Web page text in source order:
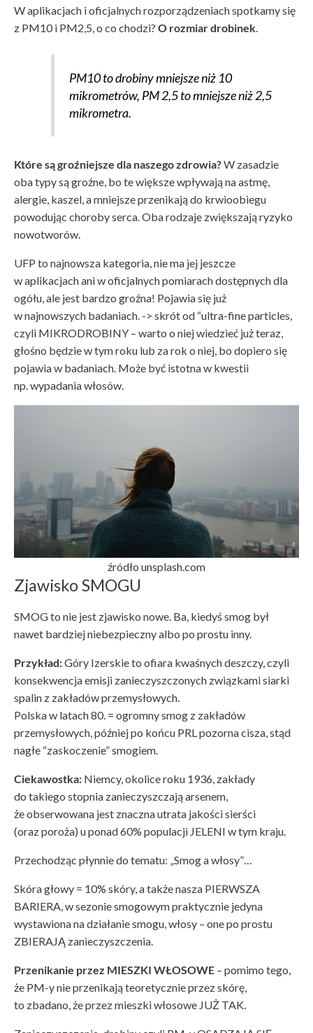
W aplikacjach i oficjalnych rozporządzeniach spotkamy się
z PM10 i PM2,5, o co chodzi? O rozmiar drobinek
PM10 to drobiny mniejsze niż 10
mikrometrów, PM 2,5 to mniejsze niż 2,5
mikrometra.
Które są groźniejsze dla naszego zdrowia?W zasadzie
oba typy są groźne, bo te większe wpływają na astmę,
alergie, kaszel, a mniejsze przenikają do krwioobiegu
powodując choroby serca. Oba rodzaje zwiększają ryzyko
nowotworów.
UFP to najnowsza kategoria, nie ma jej jeszcze
w aplikacjach ani w oficjalnych pomiarach dostępnych dla
ogółu, ale jest bardzo groźna! Pojawia się już
w najnowszych badaniach. -> skrót od “ultra-fine particles,
czyli MIKRODROBINY – warto o niej wiedzieć już teraz,
głośno będzie w tym roku lub za rok o niej, bo dopiero się
pojawia w badaniach. Może być istotna w kwestii
np. wypadania włosów.
źródło unsplash.com
Zjawisko SMOGU
SMOG to nie jest zjawisko nowe. Ba, kiedyś smog był
nawet bardziej niebezpieczny albo po prostu inny.
Przykład:Góry Izerskie to ofiara kwaśnych deszczy, czyli
konsekwencja emisji zanieczyszczonych związkami siarki
spalin z zakładów przemysłowych.
Polska w latach 80. = ogromny smog z zakładów
przemysłowych, później po końcu PRL pozorna cisza, stąd
nagłe “zaskoczenie” smogiem.
Ciekawostka: Niemcy, okolice roku 1936, zakłady
do takiego stopnia zanieczyszczają arsenem,
że obserwowana jest znaczna utrata jakości sierści
(oraz poroża) u ponad 60% populacji JELENI w tym kraju.
Przechodząc płynnie do tematu: „Smog a włosy”…
Skóra głowy = 10% skóry, a także nasza PIERWSZA
BARIERA, w sezonie smogowym praktycznie jedyna
wystawiona na działanie smogu, włosy – one po prostu
ZBIERAJĄ zanieczyszczenia.
Przenikanie przez MIESZKI WŁOSOWE – pomimo tego,
że PM-y nie przenikają teoretycznie przez skórę,
to zbadano, że przez mieszki włosowe JUŻ TAK.